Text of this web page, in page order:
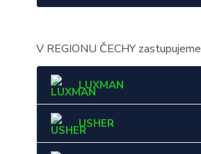
V REGIONU ČECHY zastupujeme
LUXMAN
USHER